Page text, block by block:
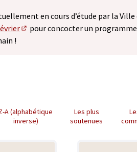
dans un nouvel onglet)
en cours d’étude par la
pour concocter un
!
A (alphabétique
inverse)
Les plus
soutenues